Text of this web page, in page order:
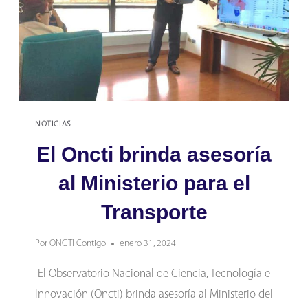
NOTICIAS
El Oncti brinda asesoría
al Ministerio para el
Transporte
Por ONCTI Contigo enero 31, 2024
El Observatorio Nacional de Ciencia, Tecnología e
Innovación (Oncti) brinda asesoría al Ministerio del